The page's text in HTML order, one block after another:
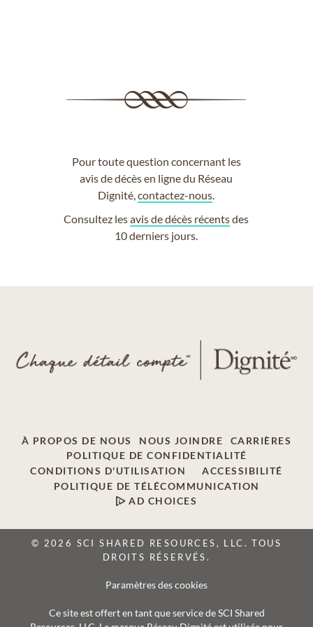
Pour toute question concernant les
avis de décès en ligne du Réseau
Dignité,contactez-nous
Consultez lesavis de décès récentsdes
10 derniers jours.
À PROPOS DE NOUS NOUS JOINDRE
CARRIÈRES
POLITIQUE DE CONFIDENTIALITÉ
CONDITIONS D'UTILISATION
ACCESSIBILITÉ
POLITIQUE DE TÉLÉCOMMUNICATION
AD CHOICES
© 2026 SCI SHARED RESOURCES, LLC. TOUS
DROITS RÉSERVÉS.
Paramètres des cookies
Ce site est offert en tant que service de SCI Shared